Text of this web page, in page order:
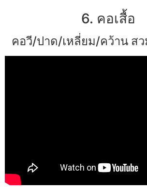
6. คอเสื้อ
คอวี/ปาด/เหลี่ยม/คว้าน ส